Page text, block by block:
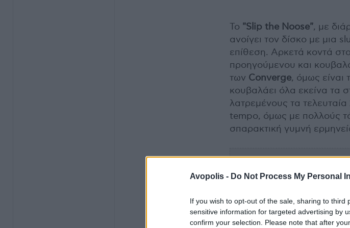
Avopolis - Do Not Process My Personal
If you wish to opt-out of the sale, sharing to
sensitive information for targeted advertising by
confirm your selection. Please note that after
Το "Slip the Noose", με
ανοίγει τον δίσκο με μια
επίθεση. Αρκετά κοντά στο
προηγούμενου και
των Converge, όμως είναι
κουβαλάει όλα εκείνα τα
λατρεμένους τα
tempo, όμως με πολλούς
σπαρακτική γυμνή